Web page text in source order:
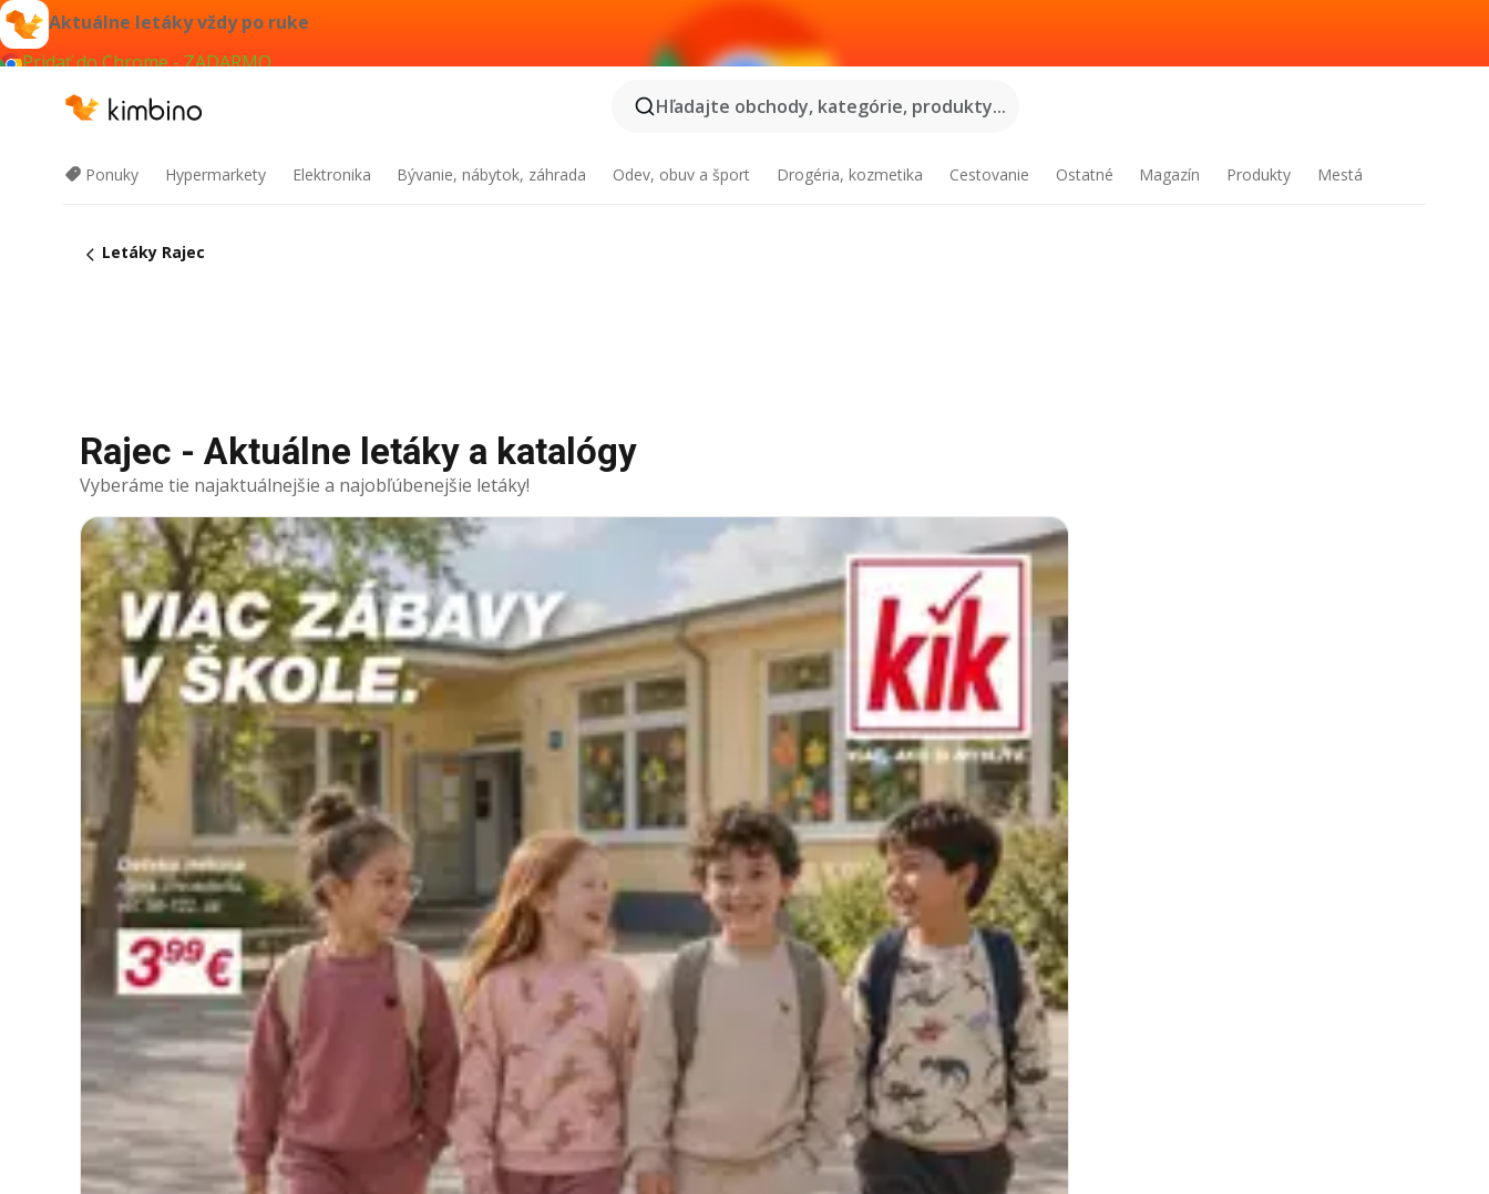
Aktuálne letáky vždy po ruke
Pridať do Chrome - ZADARMO
Hľadajte obchody, kategórie, produkty...
Ponuky Hypermarkety Elektronika Bývanie, nábytok, záhrada Odev, obuv a šport Drogéria, kozmetika Cestovanie Ostatné Magazín Produkty Mestá
Letáky Rajec
Rajec - Aktuálne letáky a katalógy
Vyberáme tie najaktuálnejšie a najobľúbenejšie letáky!